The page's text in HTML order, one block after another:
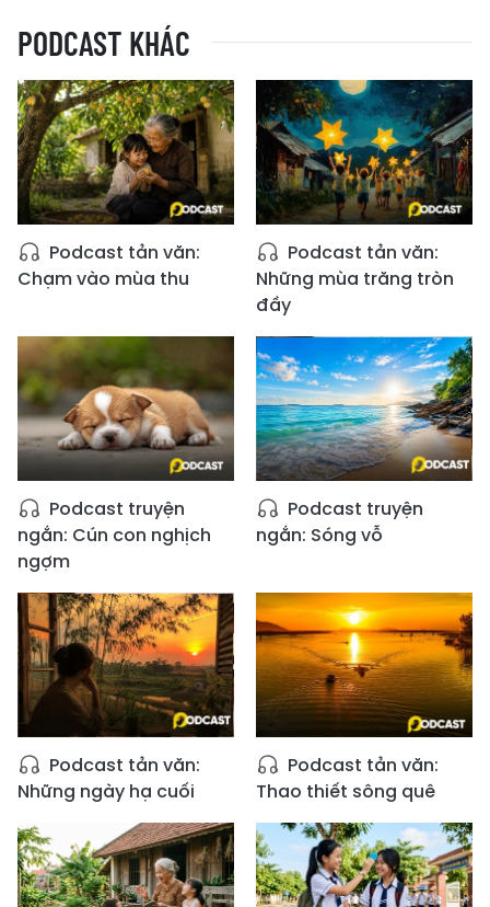
PODCAST KHÁC
Podcast tản văn:
Chạm vào mùa thu
Podcast tản văn:
Những mùa trăng tròn
đầy
Podcast truyện
ngắn: Cún con nghịch
ngợm
Podcast truyện
ngắn: Sóng vỗ
Podcast tản văn:
Những ngày hạ cuối
Podcast tản văn:
Thao thiết sông quê